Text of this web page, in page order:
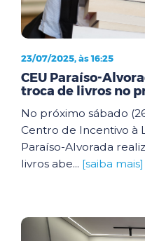
23/07/2025, às 16:25
CEU Paraíso-
troca de livros no
No próximo sábado
Centro de Incentivo à
Paraíso-Alvorada
livros abe... [saiba mais]